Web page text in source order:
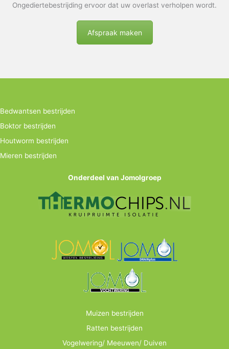
Ongediertebestrijding ervoor dat uw overlast verholpen wordt.
Afspraak maken
Bedwantsen bestrijden
Boktor bestrijden
Houtworm bestrijden
Mieren bestrijden
Onderdeel van Jomolgroep
Muizen bestrijden
Ratten bestrijden
Vogelwering/ Meeuwen/ Duiven